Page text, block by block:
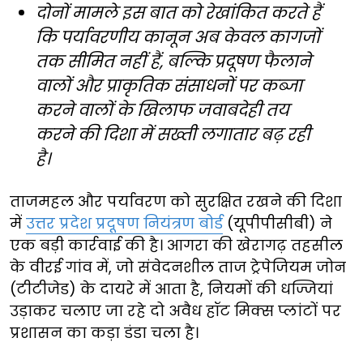
दोनों मामले इस बात को रेखांकित करते हैं
कि पर्यावरणीय कानून अब केवल कागजों
तक सीमित नहीं हैं, बल्कि प्रदूषण फैलाने
वालों और प्राकृतिक संसाधनों पर कब्जा
करने वालों के खिलाफ जवाबदेही तय
करने की दिशा में सख्ती लगातार बढ़ रही
है।
ताजमहल और पर्यावरण को सुरक्षित रखने की दिशा
में उत्तर प्रदेश प्रदूषण नियंत्रण बोर्ड(यूपीपीसीबी) ने
एक बड़ी कार्रवाई की है। आगरा की खेरागढ़ तहसील
के वीरई गांव में, जो संवेदनशील ताज ट्रेपेजियम जोन
(टीटीजेड) के दायरे में आता है, नियमों की धज्जियां
उड़ाकर चलाए जा रहे दो अवैध हॉट मिक्स प्लांटों पर
प्रशासन का कड़ा डंडा चला है।